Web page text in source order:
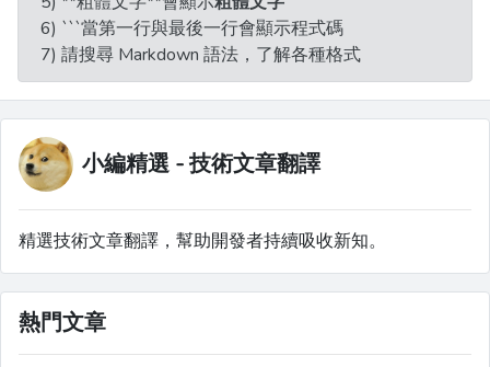
6) ```當第一行與最後一行會顯示程式碼
7) 請搜尋 Markdown 語法，了解各種格式
小編精選 - 技術文章翻譯
精選技術文章翻譯，幫助開發者持續吸收新知。
熱門文章